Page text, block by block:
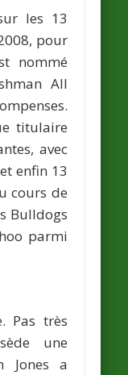
les 13
pour
nommé
All
titulaire
avec
enfin 13
cours de
Bulldogs
parmi
Pas très
une
Jones a